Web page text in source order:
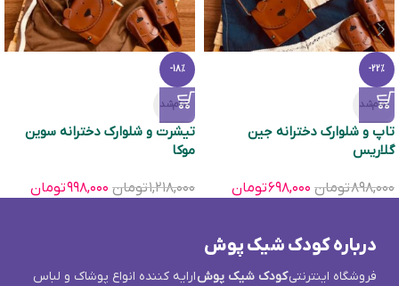
-22%
تمام‌شد
تاپ و شلوارک دخترانه جین
گلاریس
۸۹۸,۰۰۰تومان ۶۹۸,۰۰۰تومان
-18%
تمام‌شد
تیشرت و شلوارک دخترانه سوین
موکا
۱,۲۱۸,۰۰۰تومان ۹۹۸,۰۰۰تومان
درباره کودک شیک پوش
فروشگاه اینترنتیکودک شیک پوشارایه کننده انواع پوشاک و لباس